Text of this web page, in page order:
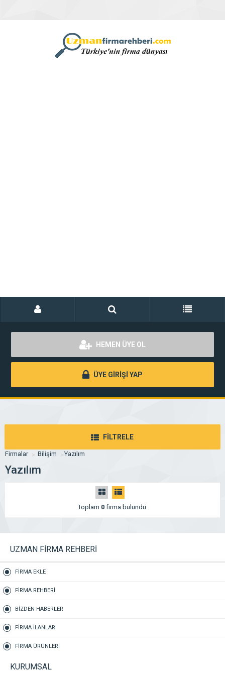
HEMEN ÜYE OL
ÜYE GİRİŞİ YAP
FİLTRELE
Firmalar Bilişim Yazılım
Yazılım
Toplam 0firma bulundu.
UZMAN FİRMA REHBERİ
FİRMA EKLE
FİRMA REHBERİ
BİZDEN HABERLER
FİRMA İLANLARI
FİRMA ÜRÜNLERİ
KURUMSAL